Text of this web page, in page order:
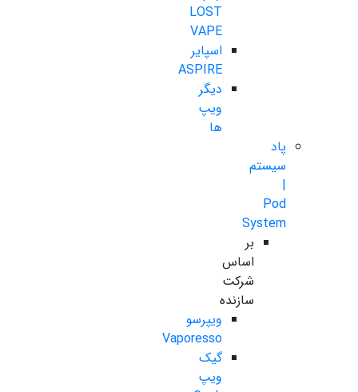
LOST
VAPE
اسپایر
ASPIRE
دیگر
ویپ
ها
پاد
سیستم
|
Pod
System
بر
اساس
شرکت
سازنده
ویپرسو
Vaporesso
گیک
ویپ